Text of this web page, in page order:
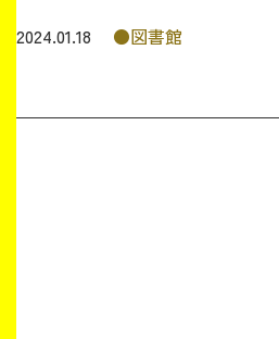
研究
2024.01.18 図書館